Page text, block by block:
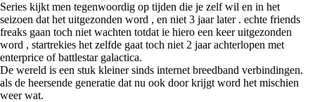
Series kijkt men tegenwoordig op tijden die je zelf wil en in het
seizoen dat het uitgezonden word , en niet 3 jaar later . echte friends
freaks gaan toch niet wachten totdat ie hiero een keer uitgezonden
word , startrekies het zelfde gaat toch niet 2 jaar achterlopen met
enterprice of battlestar galactica.
De wereld is een stuk kleiner sinds internet breedband verbindingen.
als de heersende generatie dat nu ook door krijgt word het mischien
weer wat.